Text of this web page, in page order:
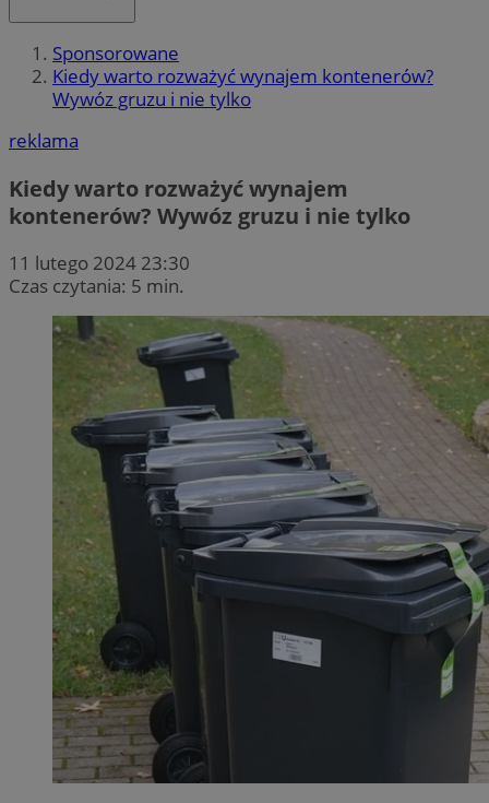
Sponsorowane
Kiedy warto rozważyć wynajem kontenerów?
Wywóz gruzu i nie tylko
reklama
Kiedy warto rozważyć wynajem
kontenerów? Wywóz gruzu i nie tylko
11 lutego 2024 23:30
Czas czytania: 5 min.